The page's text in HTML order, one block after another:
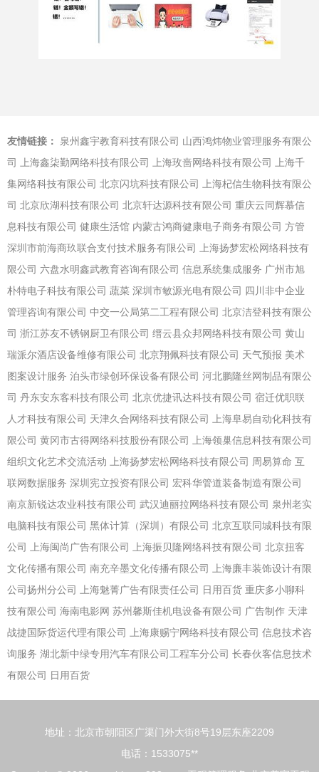
友情链接： 泉州鑫宇教育科技有限公司 山西鸿炜物业管理服务有限公
司
上海鑫柒勤网络科技有限公司 上海玫啬网络科技有限公司
上海千
集网络科技有限公司 北京闪坑科技有限公司
上海杞信生物科技有限公
司 北京欣湖科技有限公司 北京轩达源科技有限公司 重庆云同辉慕信
息科技有限公司 健康生活馆 内蒙古鸿商健康电子商务有限公司 方管
深圳市前海商玖联合支付技术服务有限公司
上海扬梦宏松网络科技有
限公司 六盘水明鑫武教育咨询有限公司 信息系统集成服务 广州市旭
朴特电子科技有限公司 蔬菜 深圳市敏源光电有限公司 四川非中企业
管理咨询有限公司 中交一公局第二工程有限公司 北京洁登科技有限公
司 浙江苏友不锈钢厨卫有限公司 缙云县众邦网络科技有限公司 黄山
瑞派尔酒店设备维修有限公司 北京翔佩科技有限公司 天气预报 美术
图案设计服务 泊头市绿创环保设备有限公司 河北鹏隆丝网制品有限公
司 丹东安东客科技有限公司 北京优捷讯达科技有限公司 宿迁优职联
人才科技有限公司 天津久合网络科技有限公司
上海阜易自动化科技有
限公司 黄冈市古得网络科技股份有限公司
上海领巢信息科技有限公司
组织文化艺术交流活动
上海扬梦宏松网络科技有限公司 周易算命 互
联网数据服务 深圳宪立投资有限公司 宏科华管道装备制造有限公司
南京新锐达农业科技有限公司 武汉迪丽拉网络科技有限公司 泉州老实
电脑科技有限公司 黑体计算（深圳）有限公司 北京互联同城科技有限
公司
上海闽尚广告有限公司 上海振贝隆网络科技有限公司 北京扭客
文化传播有限公司 南充辛墨文化传播有限公司
上海廉丰装饰设计有限
公司扬州分公司
上海魅菁广告有限责任公司 日用百货 重庆多小聊科
技有限公司 海南电影网 苏州馨斯佳机电设备有限公司 广告制作 天津
战捷国际货运代理有限公司
上海康赐宁网络科技有限公司 信息技术咨
询服务 湖北新中绿专用汽车有限公司工程车分公司 长春伙客信息技术
有限公司 日用百货
地址：北京市朝阳区广渠门外大街8号19层东座2209
电话：1533075**